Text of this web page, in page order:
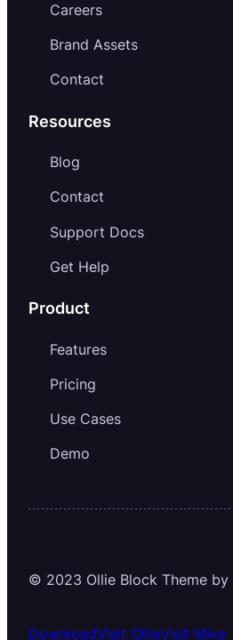
Careers
Brand Assets
Contact
Resources
Blog
Contact
Support Docs
Get Help
Product
Features
Pricing
Use Cases
Demo
© 2023 Ollie Block Theme by
DownloadVisit OllieVisit Mike